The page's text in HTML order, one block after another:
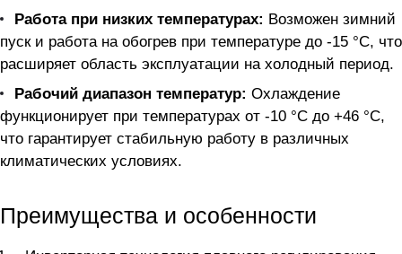
Работа при низких температурах: Возможен зимний
пуск и работа на обогрев при температуре до -15 °C, что
расширяет область эксплуатации на холодный период.
Рабочий диапазон температур: Охлаждение
функционирует при температурах от -10 °C до +46 °C,
что гарантирует стабильную работу в различных
климатических условиях.
Преимущества и особенности